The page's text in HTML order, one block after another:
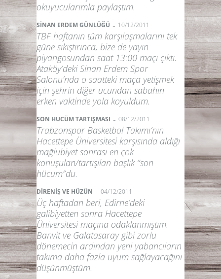
okuyucularımla paylaştım.
SİNAN ERDEM GÜNLÜĞÜ - 10/12/2011
TBF haftanın tüm karşılaşmalarını tek
güne sıkıştırınca, bize de yayın
piyangosundan saat 13:00 maçı çıktı.
Ataköy’deki Sinan Erdem Spor
Salonu’nda o saatteki maça yetişmek
için şehrin diğer ucundan sabahın
erken vaktinde yola koyuldum.
SON HUCÜM TARTIŞMASI - 08/12/2011
Trabzonspor Basketbol Takımı’nın
Hacettepe Üniversitesi karşısında aldığı
mağlubiyet sonrası en çok
konuşulan/tartışılan başlık “son
hücum”du.
DİRENİŞ VE HÜZÜN - 04/12/2011
Üç haftadan beri, Edirne’deki
galibiyetten sonra Hacettepe
Üniversitesi maçına odaklanmıştım.
Banvit ve Galatasaray gibi zorlu
dönemecin ardından yeni yabancıların
takıma daha fazla uyum sağlayacağını
düşünmüştüm.